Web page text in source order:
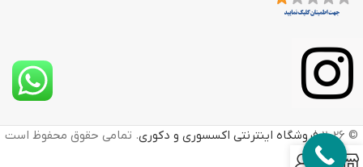
© 2026 فروشگاه اینترنتی اکسسوری و دکوری. تمامی حقوق محفوظ است
0